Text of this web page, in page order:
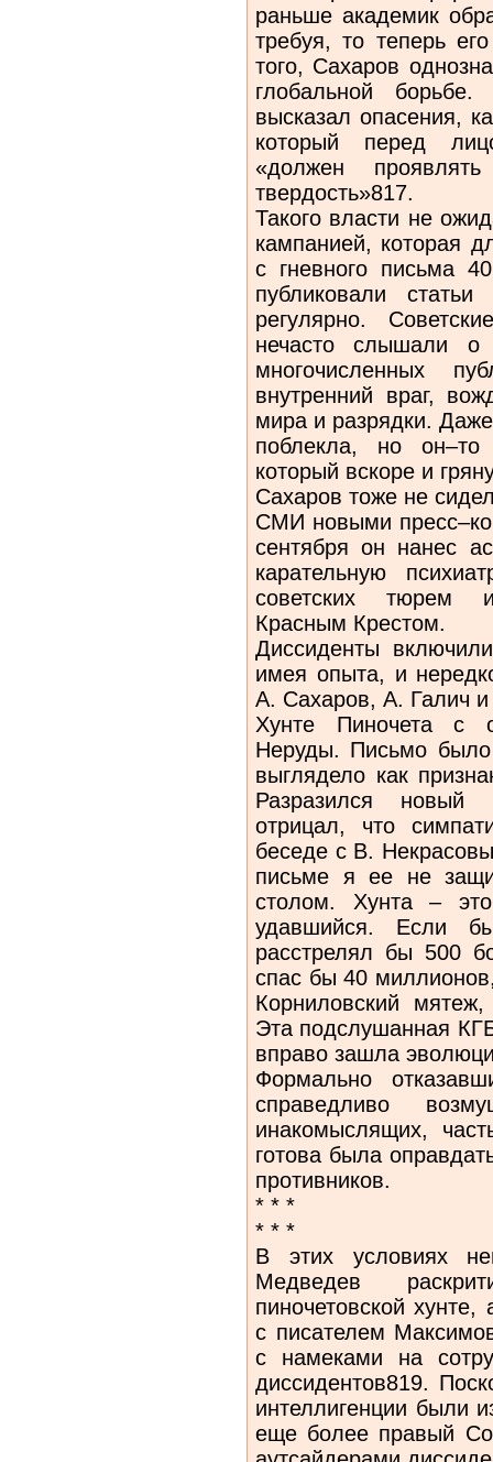
раньше академик
требуя, то теперь
того, Сахаров
глобальной
высказал опасения,
который перед
«должен
твердость»817.
Такого власти не
кампанией, которая
с гневного письма
публиковали
регулярно.
нечасто слышали о
многочисленных
внутренний враг,
мира и разрядки.
поблекла, но он–то
который вскоре и
Сахаров тоже не
СМИ новыми
сентября он нанес
карательную
советских тюрем
Красным Крестом.
Диссиденты
имея опыта, и
А. Сахаров, А. Галич
Хунте Пиночета с
Неруды. Письмо было
выглядело как
Разразился новый
отрицал, что
беседе с В.
письме я ее не
столом. Хунта –
удавшийся. Если
расстрелял бы 500
спас бы 40
Корниловский
Эта подслушанная
вправо зашла
Формально
справедливо
инакомыслящих,
готова была
противников.
* * *
* * *
В этих условиях
Медведев
пиночетовской
с писателем
с намеками на
диссидентов819.
интеллигенции были
еще более правый